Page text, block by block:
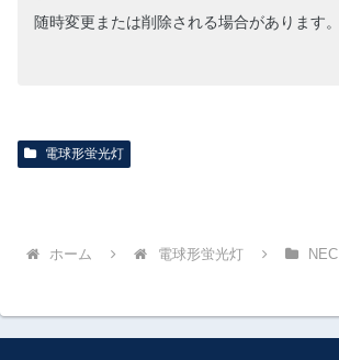
随時変更または削除される場合があります。
電球形蛍光灯
ホーム 電球形蛍光灯 NEC